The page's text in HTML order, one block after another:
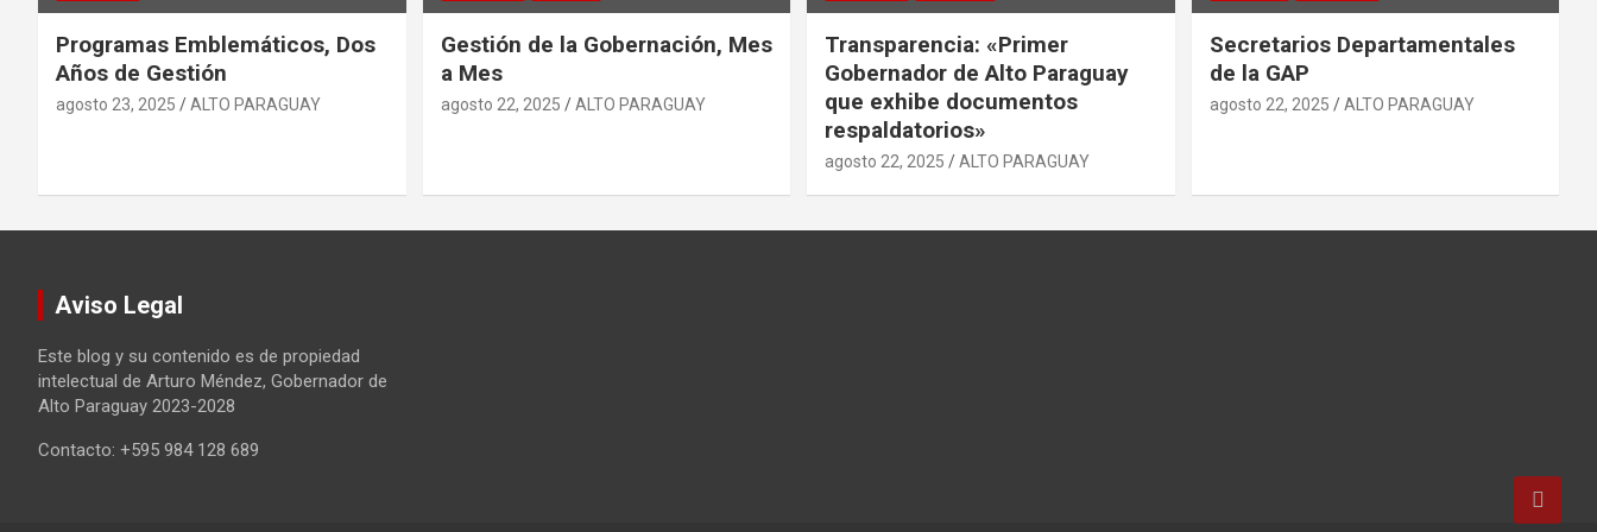
Programas Emblemáticos, Dos
Años de Gestión
agosto 23, 2025 ALTO PARAGUAY
Gestión de la Gobernación, Mes
a Mes
agosto 22, 2025 ALTO PARAGUAY
Transparencia: «Primer
Gobernador de Alto Paraguay
que exhibe documentos
respaldatorios»
agosto 22, 2025 ALTO PARAGUAY
Secretarios Departamentales
de la GAP
agosto 22, 2025 ALTO PARAGUAY
Aviso Legal
Este blog y su contenido es de propiedad
intelectual de Arturo Méndez, Gobernador de
Alto Paraguay 2023-2028
Contacto: +595 984 128 689